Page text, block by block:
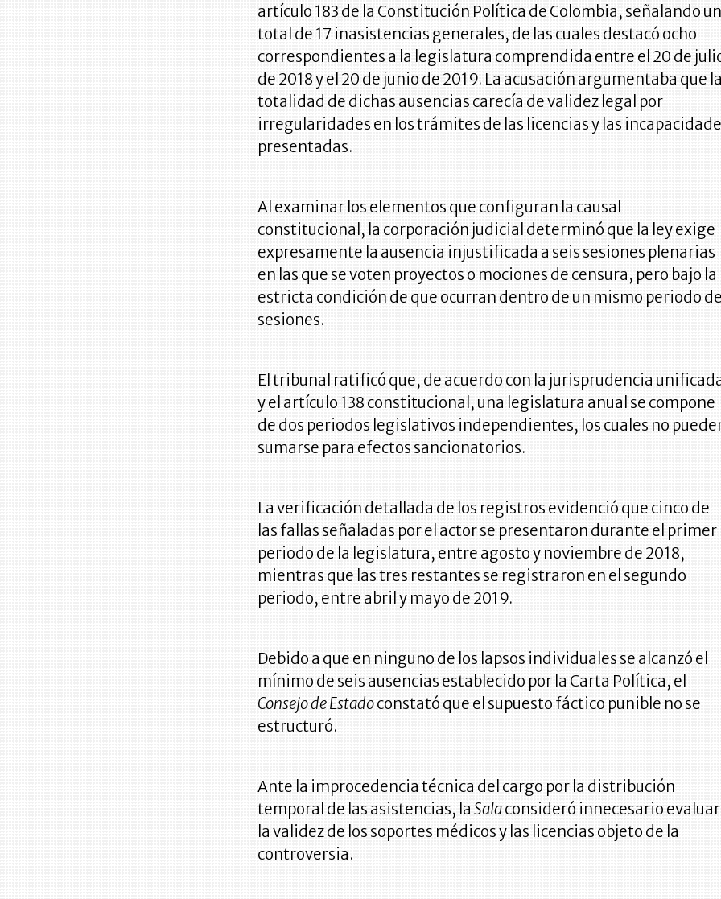
artículo 183 de la Constitución Política de Colombia, señalando
total de 17 inasistencias generales, de las cuales destacó ocho
correspondientes a la legislatura comprendida entre el 20 de
de 2018 y el 20 de junio de 2019. La acusación argumentaba que
totalidad de dichas ausencias carecía de validez legal por
irregularidades en los trámites de las licencias y las
presentadas.
Al examinar los elementos que configuran la causal
constitucional, la corporación judicial determinó que la ley exige
expresamente la ausencia injustificada a seis sesiones plenarias
en las que se voten proyectos o mociones de censura, pero bajo la
estricta condición de que ocurran dentro de un mismo periodo
sesiones.
El tribunal ratificó que, de acuerdo con la jurisprudencia
y el artículo 138 constitucional, una legislatura anual se compone
de dos periodos legislativos independientes, los cuales no
sumarse para efectos sancionatorios.
La verificación detallada de los registros evidenció que cinco de
las fallas señaladas por el actor se presentaron durante el primer
periodo de la legislatura, entre agosto y noviembre de 2018,
mientras que las tres restantes se registraron en el segundo
periodo, entre abril y mayo de 2019.
Debido a que en ninguno de los lapsos individuales se alcanzó el
mínimo de seis ausencias establecido por la Carta Política, el
Consejo de Estadoconstató que el supuesto fáctico punible no se
estructuró.
Ante la improcedencia técnica del cargo por la distribución
temporal de las asistencias, laSalaconsideró innecesario evaluar
la validez de los soportes médicos y las licencias objeto de la
controversia.